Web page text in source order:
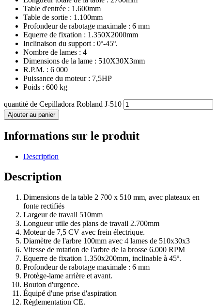
Table d'entrée : 1.600mm
Table de sortie : 1.100mm
Profondeur de rabotage maximale : 6 mm
Equerre de fixation : 1.350X2000mm
Inclinaison du support : 0º-45º.
Nombre de lames : 4
Dimensions de la lame : 510X30X3mm
R.P.M. : 6 000
Puissance du moteur : 7,5HP
Poids : 600 kg
quantité de Cepilladora Robland J-510
Ajouter au panier
Informations sur le produit
Description
Description
Dimensions de la table 2 700 x 510 mm, avec plateaux en
fonte rectifiés
Largeur de travail 510mm
Longueur utile des plans de travail 2.700mm
Moteur de 7,5 CV avec frein électrique.
Diamètre de l'arbre 100mm avec 4 lames de 510x30x3
Vitesse de rotation de l'arbre de la brosse 6.000 RPM
Equerre de fixation 1.350x200mm, inclinable à 45º.
Profondeur de rabotage maximale : 6 mm
Protège-lame arrière et avant.
Bouton d'urgence.
Équipé d'une prise d'aspiration
Réglementation CE.